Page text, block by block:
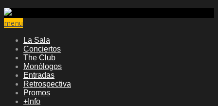
menu
La Sala
Conciertos
The Club
Monólogos
Entradas
Retrospectiva
Promos
+Info